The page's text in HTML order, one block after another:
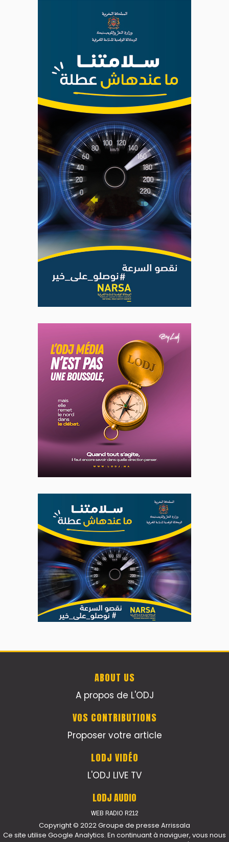
ABOUT US
A propos de L'ODJ
VOS CONTRIBUTIONS
Proposer votre article
LODJ VIDÉO
L'ODJ LIVE TV
LODJ AUDIO
WEB RADIO R212
Copyright © 2022 Groupe de presse Arrissala
Ce site utilise Google Analytics. En continuant à naviguer, vous nous